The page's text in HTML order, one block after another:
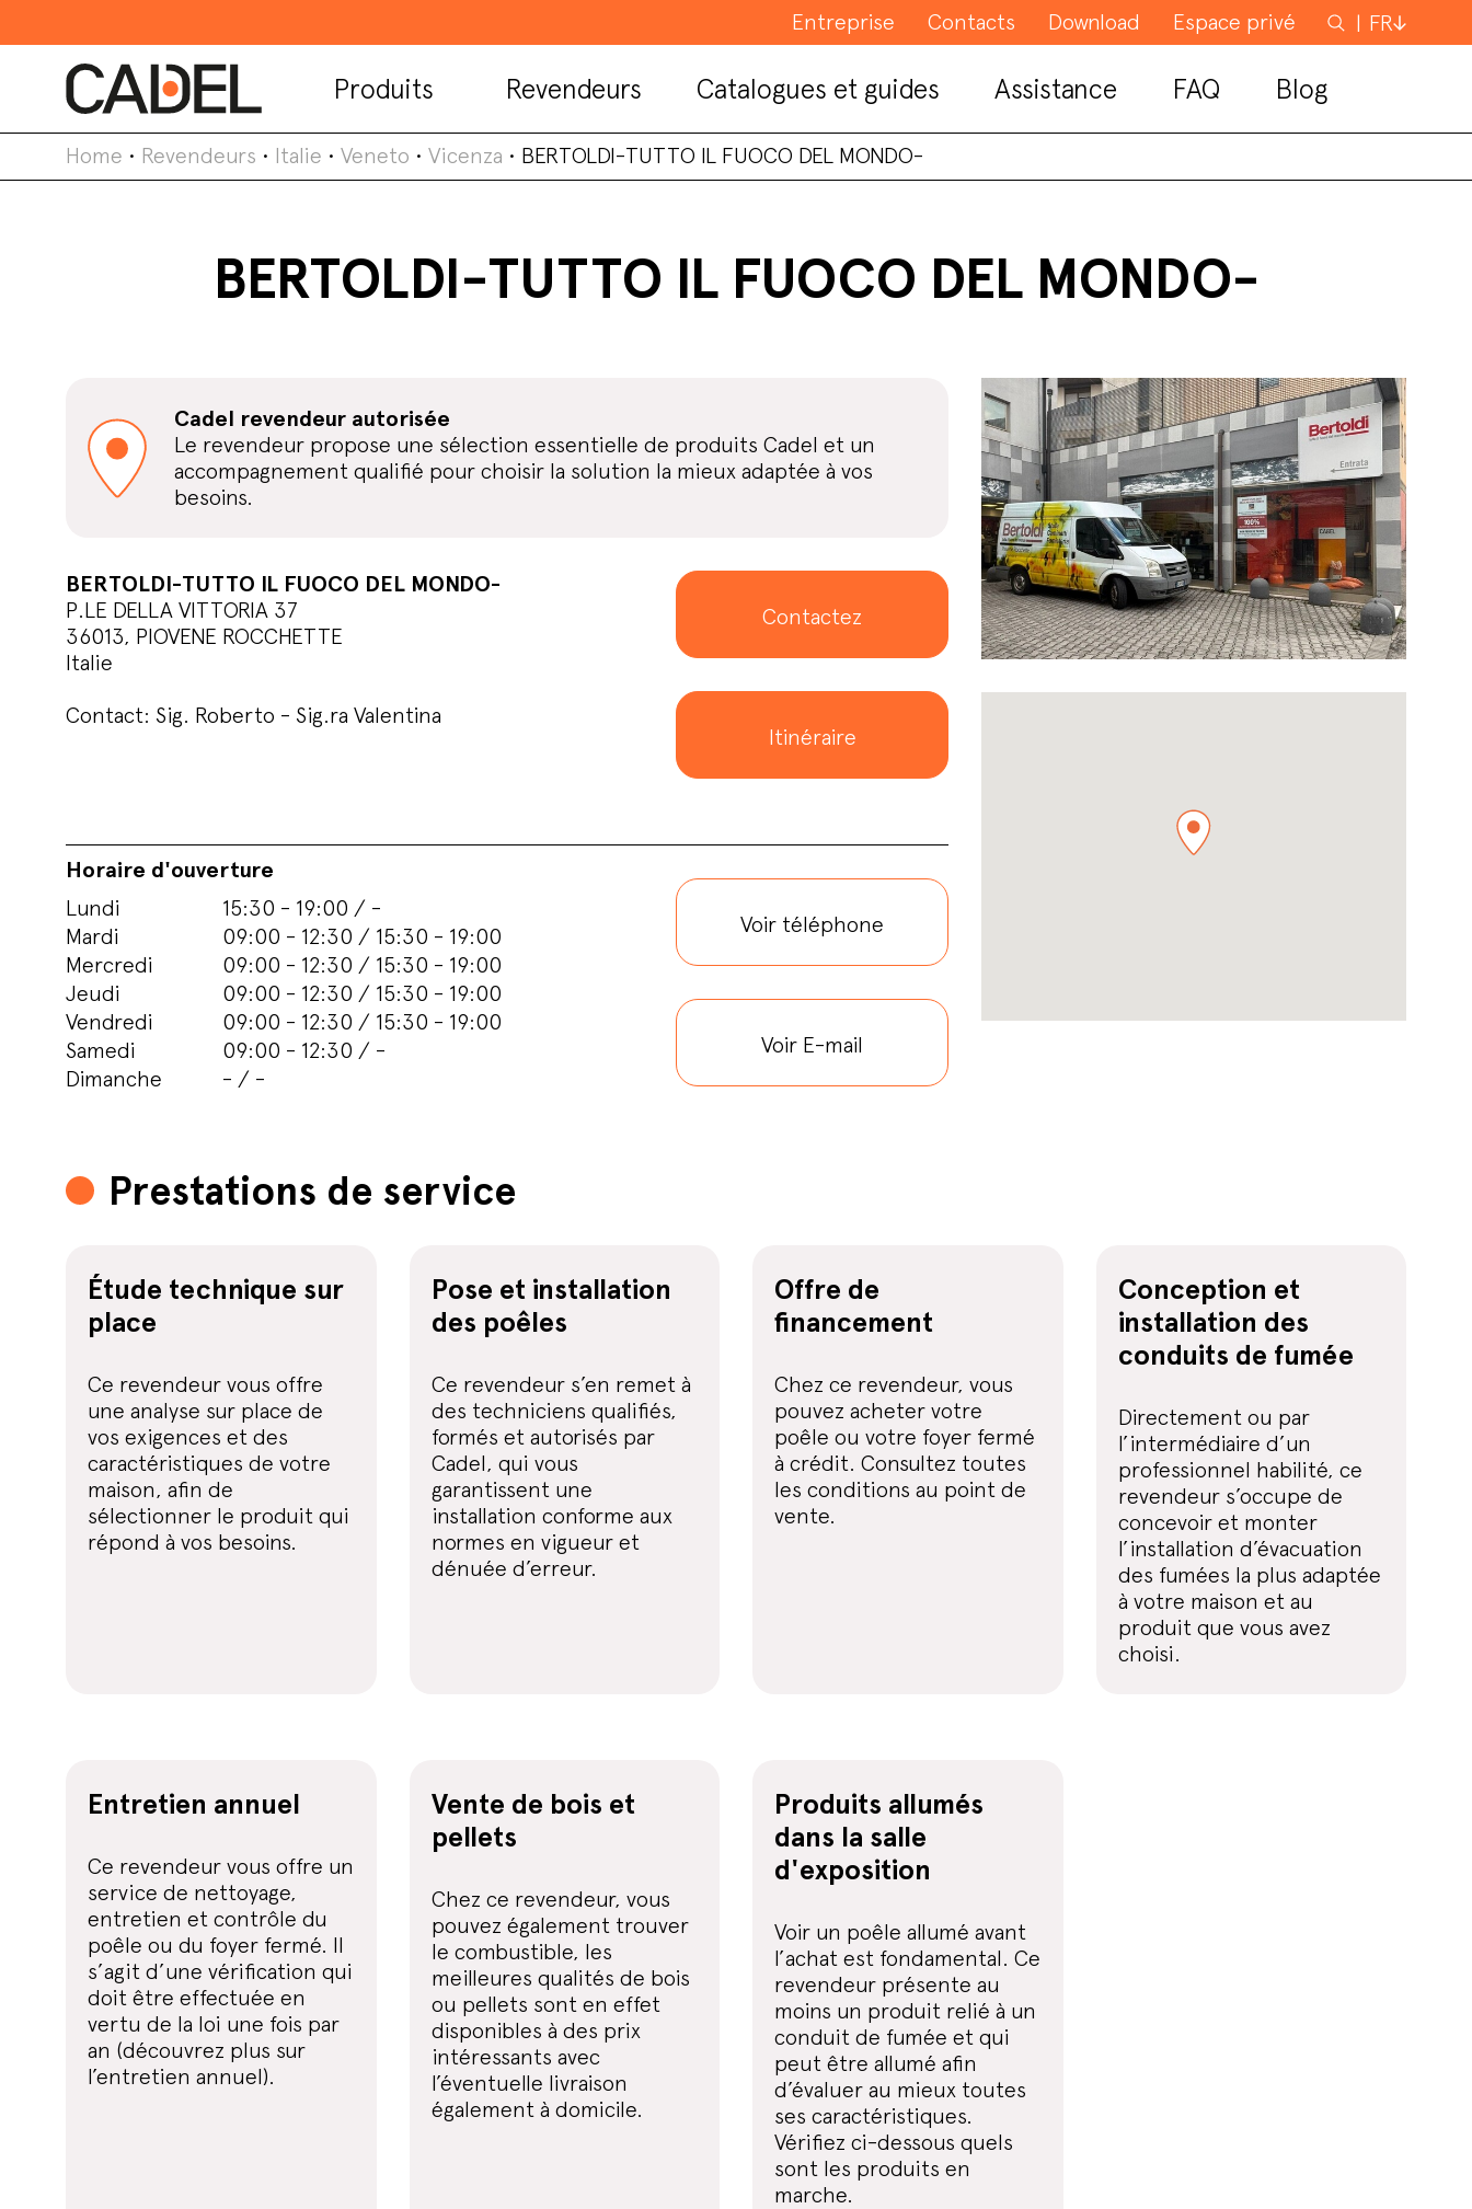
Entreprise Contacts Download Espace privé Rechercher
FR
Produits Revendeurs Catalogues et guides Assistance FAQ Blog
Home • Revendeurs • Italie • Veneto • Vicenza • BERTOLDI-TUTTO IL FUOCO DEL MONDO-
BERTOLDI-TUTTO IL FUOCO DEL MONDO-
Cadel revendeur autorisée
Le revendeur propose une sélection essentielle de produits Cadel et un
accompagnement qualifié pour choisir la solution la mieux adaptée à vos
besoins.
BERTOLDI-TUTTO IL FUOCO DEL MONDO-
P.LE DELLA VITTORIA 37
36013, PIOVENE ROCCHETTE
Italie
Contact: Sig. Roberto - Sig.ra Valentina
Contactez
Itinéraire
Horaire d'ouverture
Lundi
15:30 - 19:00 / -
Mardi
09:00 - 12:30 / 15:30 - 19:00
Mercredi
09:00 - 12:30 / 15:30 - 19:00
Jeudi
09:00 - 12:30 / 15:30 - 19:00
Vendredi
09:00 - 12:30 / 15:30 - 19:00
Samedi
09:00 - 12:30 / -
Dimanche
- / -
Voir téléphone
Voir E-mail
Prestations de service
Étude technique sur
place
Ce revendeur vous offre
une analyse sur place de
vos exigences et des
caractéristiques de votre
maison, afin de
sélectionner le produit qui
répond à vos besoins.
Pose et installation
des poêles
Ce revendeur s’en remet à
des techniciens qualifiés,
formés et autorisés par
Cadel, qui vous
garantissent une
installation conforme aux
normes en vigueur et
dénuée d’erreur.
Offre de
financement
Chez ce revendeur, vous
pouvez acheter votre
poêle ou votre foyer fermé
à crédit. Consultez toutes
les conditions au point de
vente.
Conception et
installation des
conduits de fumée
Directement ou par
l’intermédiaire d’un
professionnel habilité, ce
revendeur s’occupe de
concevoir et monter
l’installation d’évacuation
des fumées la plus adaptée
à votre maison et au
produit que vous avez
choisi.
Entretien annuel
Ce revendeur vous offre un
service de nettoyage,
entretien et contrôle du
poêle ou du foyer fermé. Il
s’agit d’une vérification qui
doit être effectuée en
vertu de la loi une fois par
an (découvrez plus sur
l’entretien annuel).
Vente de bois et
pellets
Chez ce revendeur, vous
pouvez également trouver
le combustible, les
meilleures qualités de bois
ou pellets sont en effet
disponibles à des prix
intéressants avec
l’éventuelle livraison
également à domicile.
Produits allumés
dans la salle
d'exposition
Voir un poêle allumé avant
l’achat est fondamental. Ce
revendeur présente au
moins un produit relié à un
conduit de fumée et qui
peut être allumé afin
d’évaluer au mieux toutes
ses caractéristiques.
Vérifiez ci-dessous quels
sont les produits en
marche.